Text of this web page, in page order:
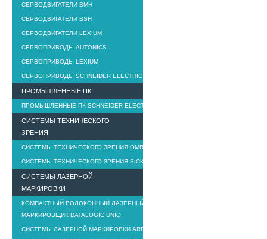
СЕРВОДВИГАТЕЛИ BMH
СЕРВОДВИГАТЕЛИ BSH
СЕРВОДВИГАТЕЛИ LEXIUM
СЕРВОПРИВОДЫ AUTONICS
СЕРВОПРИВОДЫ LEXIUM
СЕРВОПРИВОДЫ SCHNEIDER ELECTRIC
ПРОМЫШЛЕННЫЕ ПК
ПРОМЫШЛЕННЫЕ ПК SCHNEIDER ELECTRIC
СИСТЕМЫ ТЕХНИЧЕСКОГО
ЗРЕНИЯ
СИСТЕМЫ ТЕХНИЧЕСКОГО ЗРЕНИЯ OMRON
СИСТЕМЫ ТЕХНИЧЕСКОГО ЗРЕНИЯ SICK
СИСТЕМЫ ЛАЗЕРНОЙ
МАРКИРОВКИ
КОМПАКТНЫЙ ВОЛОКОННЫЙ ЛАЗЕРНЫЙ
МАРКИРОВЩИК DATALOGIC UNIQ
СИСТЕМЫ ЛАЗЕРНОЙ МАРКИРОВКИ AREX